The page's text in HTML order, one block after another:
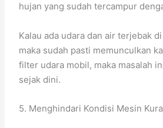
hujan yang sudah tercampur
Kalau ada udara dan air terjebak
maka sudah pasti memunculkan
filter udara mobil, maka masalah
sejak dini.
5. Menghindari Kondisi Mesin